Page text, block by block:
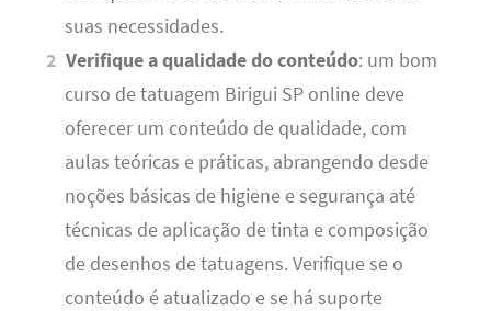
suas necessidades.
Verifique a qualidade do conteúdo: um bom
curso de tatuagem Birigui SP online deve
oferecer um conteúdo de qualidade, com
aulas teóricas e práticas, abrangendo desde
noções básicas de higiene e segurança até
técnicas de aplicação de tinta e composição
de desenhos de tatuagens. Verifique se o
conteúdo é atualizado e se há suporte